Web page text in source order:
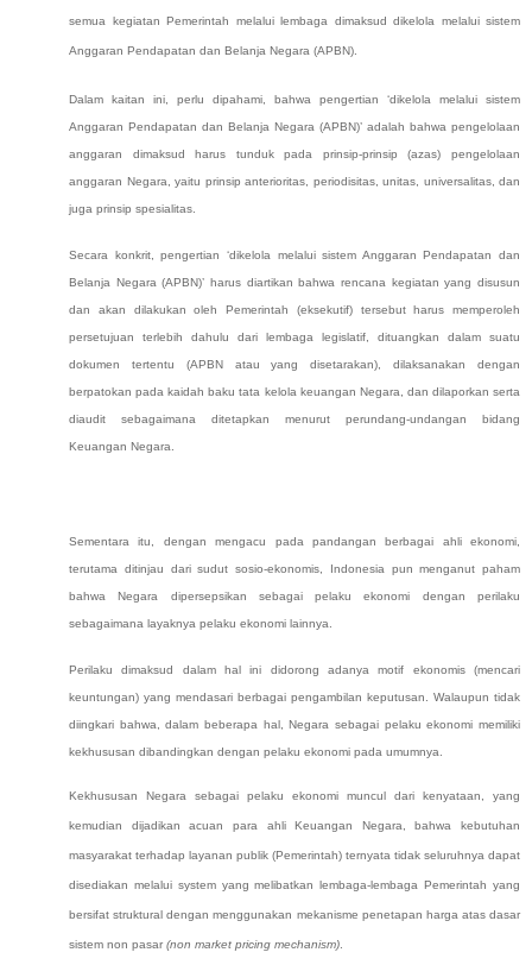
semua kegiatan Pemerintah melalui lembaga dimaksud dikelola melalui sistem
Anggaran Pendapatan dan Belanja Negara (APBN).
Dalam kaitan ini, perlu dipahami, bahwa pengertian ‘dikelola melalui sistem
Anggaran Pendapatan dan Belanja Negara (APBN)’ adalah bahwa pengelolaan
anggaran dimaksud harus tunduk pada prinsip-prinsip (azas) pengelolaan
anggaran Negara, yaitu prinsip anterioritas, periodisitas, unitas, universalitas, dan
juga prinsip spesialitas.
Secara konkrit, pengertian ‘dikelola melalui sistem Anggaran Pendapatan dan
Belanja Negara (APBN)’ harus diartikan bahwa rencana kegiatan yang disusun
dan akan dilakukan oleh Pemerintah (eksekutif) tersebut harus memperoleh
persetujuan terlebih dahulu dari lembaga legislatif, dituangkan dalam suatu
dokumen tertentu (APBN atau yang disetarakan), dilaksanakan dengan
berpatokan pada kaidah baku tata kelola keuangan Negara, dan dilaporkan serta
diaudit sebagaimana ditetapkan menurut perundang-undangan bidang
Keuangan Negara.
Sementara itu, dengan mengacu pada pandangan berbagai ahli ekonomi,
terutama ditinjau dari sudut sosio-ekonomis, Indonesia pun menganut paham
bahwa Negara dipersepsikan sebagai pelaku ekonomi dengan perilaku
sebagaimana layaknya pelaku ekonomi lainnya.
Perilaku dimaksud dalam hal ini didorong adanya motif ekonomis (mencari
keuntungan) yang mendasari berbagai pengambilan keputusan. Walaupun tidak
diingkari bahwa, dalam beberapa hal, Negara sebagai pelaku ekonomi memiliki
kekhususan dibandingkan dengan pelaku ekonomi pada umumnya.
Kekhususan Negara sebagai pelaku ekonomi muncul dari kenyataan, yang
kemudian dijadikan acuan para ahli Keuangan Negara, bahwa kebutuhan
masyarakat terhadap layanan publik (Pemerintah) ternyata tidak seluruhnya dapat
disediakan melalui system yang melibatkan lembaga-lembaga Pemerintah yang
bersifat struktural dengan menggunakan mekanisme penetapan harga atas dasar
sistem non pasar (non market pricing mechanism)